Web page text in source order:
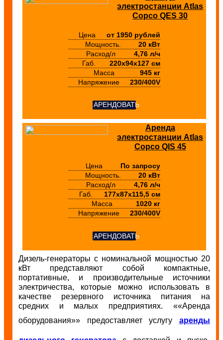
электростанции Atlas
Copco QES 30
Цена
от 1950 рублей
Мощность.
20 кВт
Расход/л
4,76 л/ч
Габ.
220х94х127 см
Масса
945 кг
Напряжение
230/400V
АРЕНДОВАТЬ
Аренда
электростанции Atlas
Copco QIS 45
Цена
По запросу
Мощность.
20 кВт
Расход/л
4,76 л/ч
Габ.
177x87x115,5 см
Масса
1020 кг
Напряжение
230/400V
АРЕНДОВАТЬ
Дизель-генераторы с номинальной мощностью 20
кВт представляют собой компактные,
портативные, и производительные источники
электричества, которые можно использовать в
качестве резервного источника питания на
средних и малых предприятиях. ««Аренда
оборудования»» предоставляет услугу аренды